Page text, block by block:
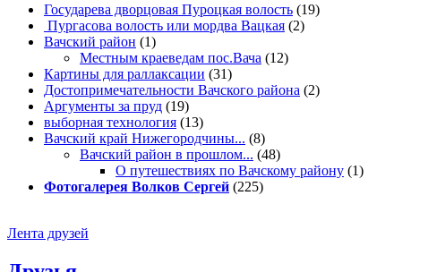
Государева дворцовая Пуроцкая волость (19)
Пургасова волость или мордва Вацкая (2)
Вачский район (1)
Местным краеведам пос.Вача (12)
Картины для раллаксации (31)
Достопримечательности Вачского района (2)
Аргументы за пруд (19)
выборная технология (13)
Вачский край Нижегородчины... (8)
Вачский район в прошлом... (48)
О путешествиях по Вачскому району (1)
Фотогалерея Волков Сергей (225)
Лента друзей